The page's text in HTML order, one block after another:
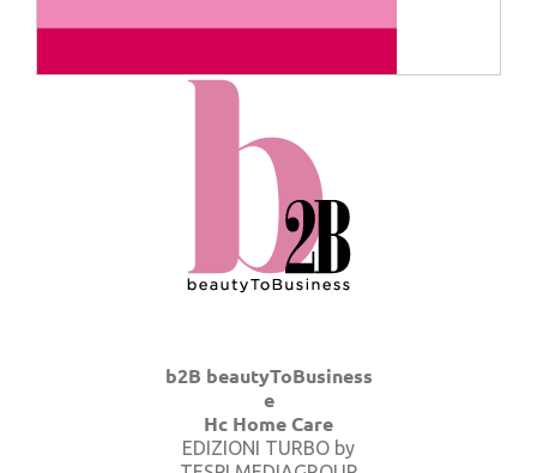
b2B beautyToBusiness
e
Hc Home Care
EDIZIONI TURBO by